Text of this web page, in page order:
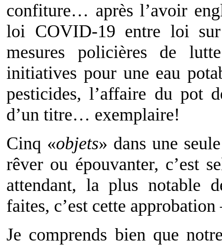
confiture… après l’avoir
loi COVID-19 entre loi
mesures policières de
initiatives pour une eau
pesticides, l’affaire du pot
d’un titre… exemplaire!
Cinq «objets» dans une
rêver ou épouvanter, c’est
attendant, la plus notable
faites, c’est cette
Je comprends bien que